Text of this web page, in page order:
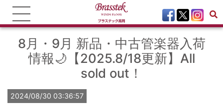
8月・9月 新品・中古管楽器入荷
情報🌙【2025.8/18更新】All
sold out！
2024/08/30 03:36:57